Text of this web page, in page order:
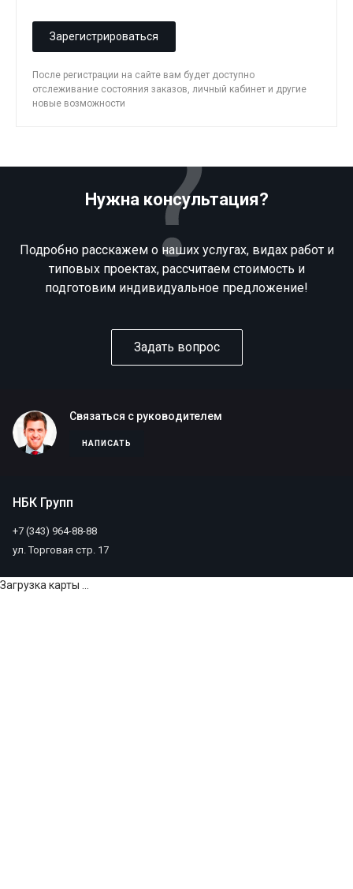
Зарегистрироваться
После регистрации на сайте вам будет доступно
отслеживание состояния заказов, личный кабинет и другие
новые возможности
Нужна консультация?
Подробно расскажем о наших услугах, видах работ и
типовых проектах, рассчитаем стоимость и
подготовим индивидуальное предложение!
Задать вопрос
Связаться с руководителем
НАПИСАТЬ
НБК Групп
+7 (343) 964-88-88
ул. Торговая стр. 17
Загрузка карты ...